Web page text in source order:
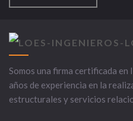
Somos una firma certificada en
años de experiencia en la
estructurales y servicios